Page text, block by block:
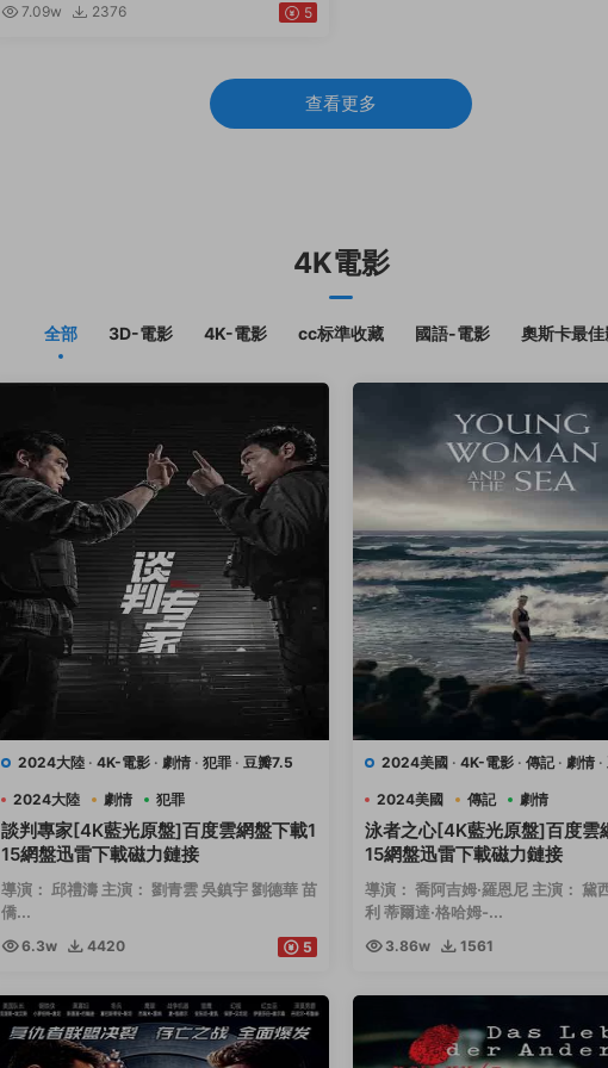
7.09w 2376 5
查看更多
4K電影
全部 3D-電影 4K-電影 cc标準收藏 國語-電影 奧斯卡最
2024大陸 · 4K-電影 · 劇情 · 犯罪 · 豆瓣7.5
2024大陸 劇情 犯罪
談判專家[4K藍光原盤]百度雲網盤下載1
15網盤迅雷下載磁力鏈接
導演： 邱禮濤 主演： 劉青雲 吳鎮宇 劉德華 苗
僑...
6.3w 4420 5
2024美國 · 4K-電影 · 傳記· 劇情 ·
2024美國
傳記 劇情
泳者之心[4K藍光原盤]百度雲
15網盤迅雷下載磁力鏈接
導演： 喬阿吉姆·羅恩尼 主演： 黛
利 蒂爾達·格哈姆-...
3.86w 1561